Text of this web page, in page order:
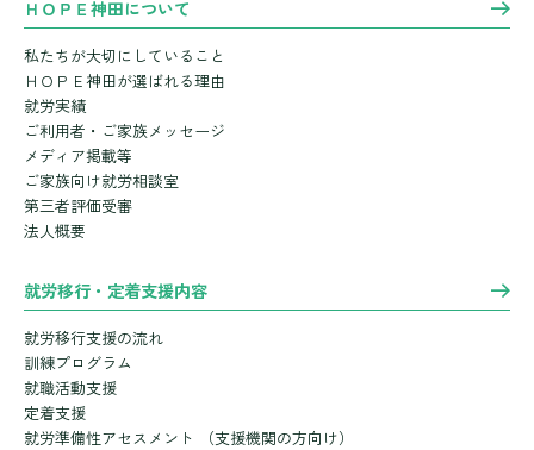
ＨＯＰＥ神田について
私たちが大切にしていること
ＨＯＰＥ神田が選ばれる理由
就労実績
ご利用者・ご家族メッセージ
メディア掲載等
ご家族向け就労相談室
第三者評価受審
法人概要
就労移行・定着支援内容
就労移行支援の流れ
訓練プログラム
就職活動支援
定着支援
就労準備性アセスメント
（支援機関の方向け）